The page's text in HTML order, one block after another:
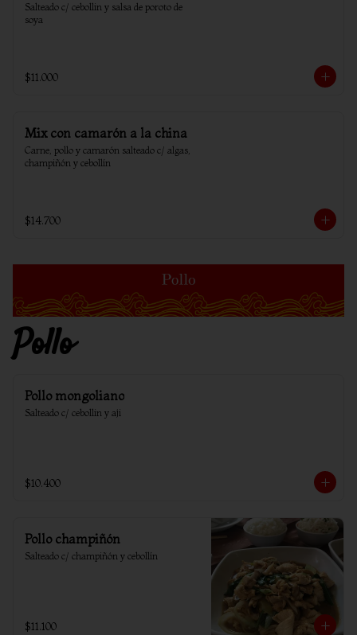
Salteado c/ cebollin y salsa de poroto de
soya
$11.000
Mix con camarón a la china
Carne, pollo y camarón salteado c/ algas,
champiñón y cebollín
$14.700
Pollo
Pollo mongoliano
Salteado c/ cebollin y aji
$10.400
Pollo champiñón
Salteado c/ champiñón y cebollín
$11.100